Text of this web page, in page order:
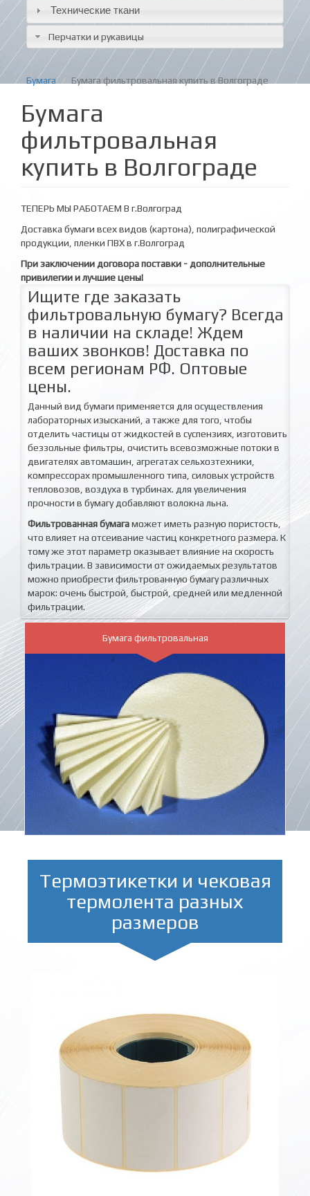
Технические ткани
Перчатки и рукавицы
Бумага Бумага фильтровальная купить в Волгограде
Бумага
фильтровальная
купить в Волгограде
ТЕПЕРЬ МЫ РАБОТАЕМ В г.Волгоград
Доставка бумаги всех видов (картона), полиграфической
продукции, пленки ПВХ в г.Волгоград
При заключении договора поставки - дополнительные
привилегии и лучшие цены!
Ищите где заказать
фильтровальную бумагу? Всегда
в наличии на складе! Ждем
ваших звонков! Доставка по
всем регионам РФ. Оптовые
цены.
Данный вид бумаги применяется для осуществления
лабораторных изысканий, а также для того, чтобы
отделить частицы от жидкостей в суспензиях, изготовить
беззольные фильтры, очистить всевозможные потоки в
двигателях автомашин, агрегатах сельхозтехники,
компрессорах промышленного типа, силовых устройств
тепловозов, воздуха в турбинах. для увеличения
прочности в бумагу добавляют волокна льна.
Фильтрованная бумагаможет иметь разную пористость,
что влияет на отсеивание частиц конкретного размера. К
тому же этот параметр оказывает влияние на скорость
фильтрации. В зависимости от ожидаемых результатов
можно приобрести фильтрованную бумагу различных
марок: очень быстрой, быстрой, средней или медленной
фильтрации.
Бумага фильтровальная
Термоэтикетки и чековая
термолента разных
размеров